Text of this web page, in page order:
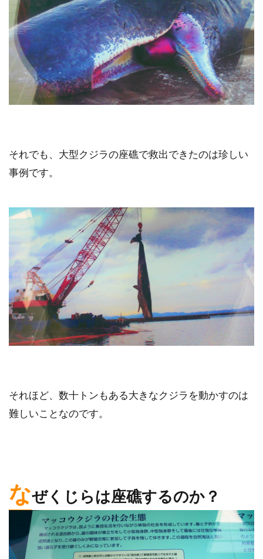
それでも、大型クジラの座礁で救出できたのは珍しい
事例です。
それほど、数十トンもある大きなクジラを動かすのは
難しいことなのです。
なぜくじらは座礁するのか？